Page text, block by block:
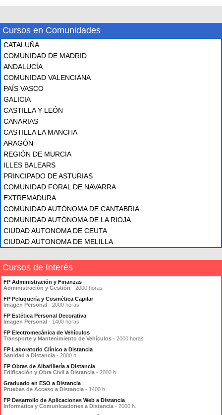
Cursos en Comunidades
CATALUÑA
COMUNIDAD DE MADRID
ANDALUCÍA
COMUNIDAD VALENCIANA
PAÍS VASCO
GALICIA
CASTILLA Y LEÓN
CANARIAS
CASTILLA LA MANCHA
ARAGÓN
REGIÓN DE MURCIA
ILLES BALEARS
PRINCIPADO DE ASTURIAS
COMUNIDAD FORAL DE NAVARRA
EXTREMADURA
COMUNIDAD AUTÓNOMA DE CANTABRIA
COMUNIDAD AUTÓNOMA DE LA RIOJA
CIUDAD AUTONOMA DE CEUTA
CIUDAD AUTONOMA DE MELILLA
Cursos de Interés
FP Administración y Finanzas
Administración y Gestión - 2000 horas
FP Peluquería y Cosmética Capilar
Imagen Personal - 2000 horas
FP Estética Personal Decorativa
Imagen Personal - 1400 horas
FP Electromecánica de Vehículos
Transporte y Mantenimiento de Vehículos - 2000 horas
FP Laboratorio Clínico a Distancia
Sanidad a Distancia - 2000 h.
FP Obras de Albañilería a Distancia
Edificación y Obra Civil a Distancia - 2000 h.
Graduado en ESO a Distancia
Pruebas de Acceso a Distancia - 1400 h.
FP Desarrollo de Aplicaciones Web a Distancia
Informática y Comunicaciones a Distancia - 2000 h.